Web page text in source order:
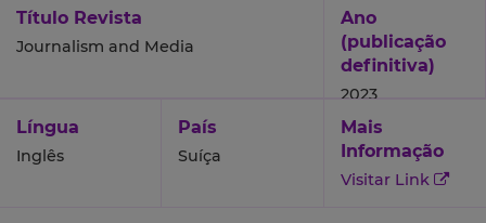
Título Revista
Journalism and Media
Ano
(publicação
definitiva)
2023
Língua
Inglês
País
Suíça
Mais
Informação
Visitar Link